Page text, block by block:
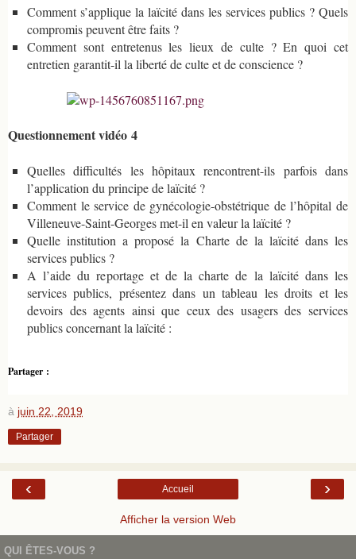
Comment s’applique la laïcité dans les services publics ? Quels
compromis peuvent être faits ?
Comment sont entretenus les lieux de culte ? En quoi cet
entretien garantit-il la liberté de culte et de conscience ?
Questionnement vidéo 4
Quelles difficultés les hôpitaux rencontrent-ils parfois dans
l’application du principe de laïcité ?
Comment le service de gynécologie-obstétrique de l’hôpital de
Villeneuve-Saint-Georges met-il en valeur la laïcité ?
Quelle institution a proposé la Charte de la laïcité dans les
services publics ?
A l’aide du reportage et de la charte de la laïcité dans les
services publics, présentez dans un tableau les droits et les
devoirs des agents ainsi que ceux des usagers des services
publics concernant la laïcité :
Partager :
à juin 22, 2019
Partager
‹ ›
Accueil
Afficher la version Web
QUI ÊTES-VOUS ?